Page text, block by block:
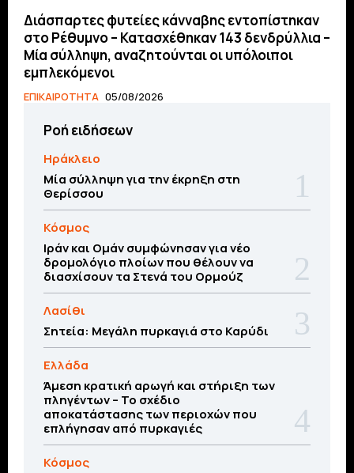
Διάσπαρτες φυτείες κάνναβης εντοπίστηκαν
στο Ρέθυμνο – Κατασχέθηκαν 143 δενδρύλλια –
Μία σύλληψη, αναζητούνται οι υπόλοιποι
εμπλεκόμενοι
ΕΠΙΚΑΙΡΟΤΗΤΑ 05/08/2026
Ροή ειδήσεων
Ηράκλειο
Μία σύλληψη για την έκρηξη στη
Θερίσσου
Κόσμος
Ιράν και Ομάν συμφώνησαν για νέο
δρομολόγιο πλοίων που θέλουν να
διασχίσουν τα Στενά του Ορμούζ
Λασίθι
Σητεία: Μεγάλη πυρκαγιά στο Καρύδι
Ελλάδα
Άμεση κρατική αρωγή και στήριξη των
πληγέντων – Το σχέδιο
αποκατάστασης των περιοχών που
επλήγησαν από πυρκαγιές
Κόσμος